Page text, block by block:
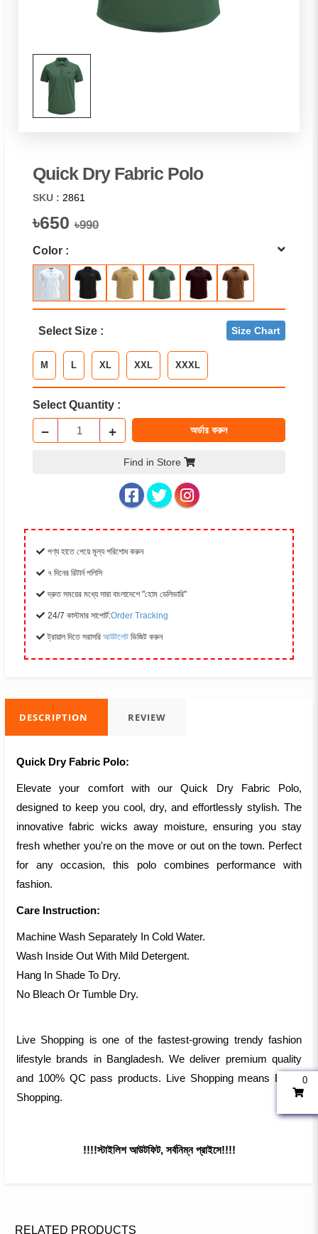
Quick Dry Fabric Polo
SKU : 2861
৳650 ৳990
Color :
Select Size : Size Chart
M L XL XXL XXXL
Select Quantity :
− + অর্ডার করুন
Find in Store
পণ্য হাতে পেয়ে মূল্য পরিশোধ করুন
৭ দিনের রিটার্ন পলিসি
দ্রুত সময়ের মধ্যে সারা বাংলাদেশে "হোম ডেলিভারি"
24/7 কাস্টমার সাপোর্ট:Order Tracking
ট্রায়াল দিতে সরাসরি আউটলেট ভিজিট করুন
DESCRIPTION REVIEW
Quick Dry Fabric Polo:
Elevate your comfort with our Quick Dry Fabric Polo,
designed to keep you cool, dry, and effortlessly stylish. The
innovative fabric wicks away moisture, ensuring you stay
fresh whether you're on the move or out on the town. Perfect
for any occasion, this polo combines performance with
fashion.
Care Instruction:
Machine Wash Separately In Cold Water.
Wash Inside Out With Mild Detergent.
Hang In Shade To Dry.
No Bleach Or Tumble Dry.
Live Shopping is one of the fastest-growing trendy fashion
lifestyle brands in Bangladesh. We deliver premium quality
and 100% QC pass products. Live Shopping means Exact
Shopping.
!!!!স্টাইলিশ আউটফিট, সর্বনিম্ন প্রাইসে!!!!
RELATED PRODUCTS
0